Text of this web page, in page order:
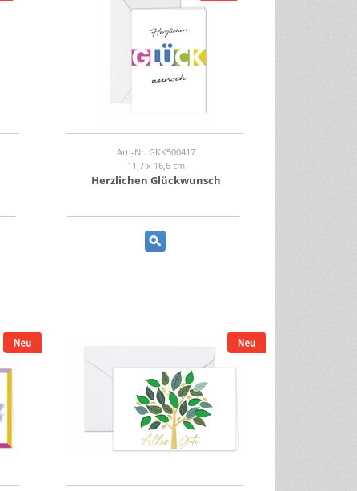
Art.-Nr. GKK500417
11,7 x 16,6 cm
Herzlichen Glückwunsch